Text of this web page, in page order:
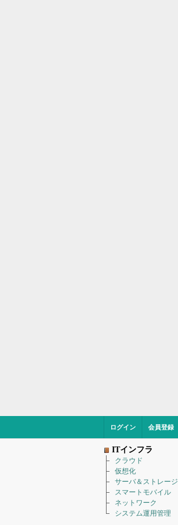
ログイン 会員登録
ITインフラ
クラウド
仮想化
サーバ＆ストレージ
スマートモバイル
ネットワーク
システム運用管理